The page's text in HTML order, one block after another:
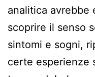
analitica avrebbe
scoprire il senso
sintomi e sogni,
certe esperienze